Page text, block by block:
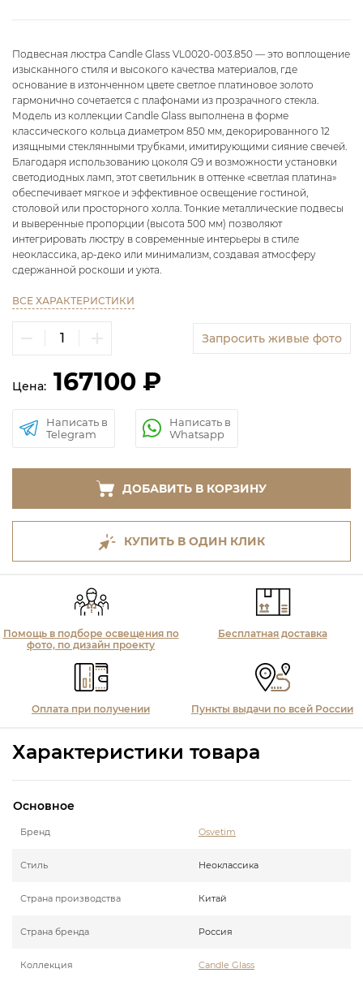
Подвесная люстра Candle Glass VL0020-003.850 — это воплощение
изысканного стиля и высокого качества материалов, где
основание в изтонченном цвете светлое платиновое золото
гармонично сочетается с плафонами из прозрачного стекла.
Модель из коллекции Candle Glass выполнена в форме
классического кольца диаметром 850 мм, декорированного 12
изящными стеклянными трубками, имитирующими сияние свечей.
Благодаря использованию цоколя G9 и возможности установки
светодиодных ламп, этот светильник в оттенке «светлая платина»
обеспечивает мягкое и эффективное освещение гостиной,
столовой или просторного холла. Тонкие металлические подвесы
и выверенные пропорции (высота 500 мм) позволяют
интегрировать люстру в современные интерьеры в стиле
неоклассика, ар-деко или минимализм, создавая атмосферу
сдержанной роскоши и уюта.
ВСЕ ХАРАКТЕРИСТИКИ
Запросить живые фото
Цена: 167100 ₽
Написать в
Telegram
Написать в
Whatsapp
ДОБАВИТЬ В КОРЗИНУ
КУПИТЬ В ОДИН КЛИК
Помощь в подборе освещения по
фото, по дизайн проекту
Бесплатная доставка
Оплата при получении Пункты выдачи по всей России
Характеристики товара
Основное
Бренд Osvetim
Стиль Неоклассика
Страна производства Китай
Страна бренда Россия
Коллекция Candle Glass